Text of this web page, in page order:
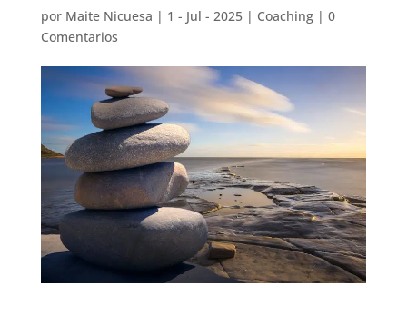
por Maite Nicuesa | 1 - Jul - 2025| Coaching| 0
Comentarios